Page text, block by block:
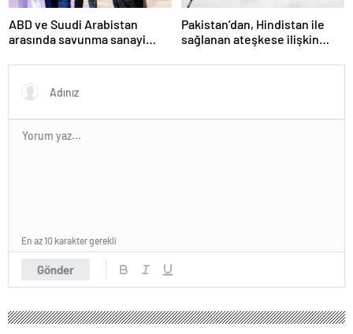
ABD ve Suudi Arabistan
arasında savunma sanayi
Pakistan’dan, Hindistan ile
sağlanan ateşkese ilişkin
Gönder
En az 10 karakter gerekli